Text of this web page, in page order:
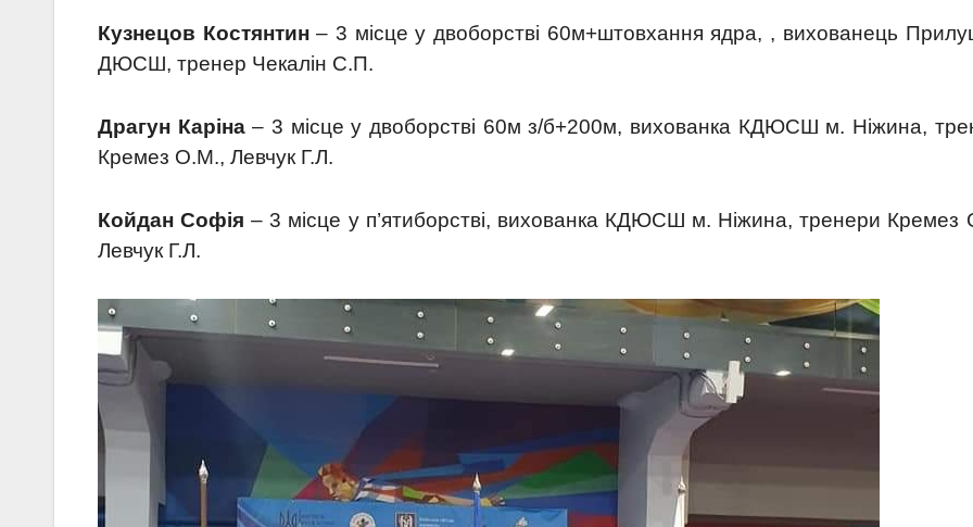
Кузнецов Костянтин– 3 місце у двоборстві 60м+штовхання ядра, , вихованець
ДЮСШ, тренер Чекалін С.П.
Драгун Каріна– 3 місце у двоборстві 60м з/б+200м, вихованка КДЮСШ м. Ніжина,
Кремез О.М., Левчук Г.Л.
Койдан Софія – 3 місце у п’ятиборстві, вихованка КДЮСШ м. Ніжина, тренери Кремез
Левчук Г.Л.